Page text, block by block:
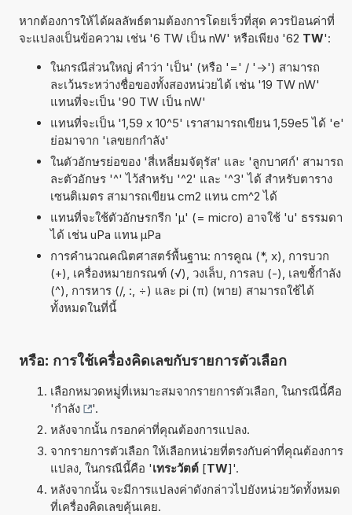
หากต้องการให้ได้ผลลัพธ์ตามต้องการโดยเร็วที่สุด ควรป้อนค่าที่
จะแปลงเป็นข้อความ เช่น '6 TW เป็น nW' หรือเพียง '62 TW':
ในกรณีส่วนใหญ่ คำว่า 'เป็น' (หรือ '=' / '->') สามารถ
ละเว้นระหว่างชื่อของทั้งสองหน่วยได้ เช่น '19 TW nW'
แทนที่จะเป็น '90 TW เป็น nW'
แทนที่จะเป็น '1,59 x 10^5' เราสามารถเขียน 1,59e5 ได้ 'e'
ย่อมาจาก 'เลขยกกำลัง'
ในตัวอักษรย่อของ 'สี่เหลี่ยมจัตุรัส' และ 'ลูกบาศก์' สามารถ
ละตัวอักษร '^' ไว้สำหรับ '^2' และ '^3' ได้ สำหรับตาราง
เซนติเมตร สามารถเขียน cm2 แทน cm^2 ได้
แทนที่จะใช้ตัวอักษรกรีก 'µ' (= micro) อาจใช้ 'u' ธรรมดา
ได้ เช่น uPa แทน µPa
การคำนวณคณิตศาสตร์พื้นฐาน: การคูณ (*, x), การบวก
(+), เครื่องหมายกรณฑ์ (√), วงเล็บ, การลบ (-), เลขชี้กำลัง
(^), การหาร (/, :, ÷) และ pi (π) (พาย) สามารถใช้ได้
ทั้งหมดในที่นี้
หรือ: การใช้เครื่องคิดเลขกับรายการตัวเลือก
เลือกหมวดหมู่ที่เหมาะสมจากรายการตัวเลือก, ในกรณีนี้คือ
'กำลัง
'.
หลังจากนั้น กรอกค่าที่คุณต้องการแปลง.
จากรายการตัวเลือก ให้เลือกหน่วยที่ตรงกับค่าที่คุณต้องการ
แปลง, ในกรณีนี้คือ 'เทระวัตต์[TW]'.
หลังจากนั้น จะมีการแปลงค่าดังกล่าวไปยังหน่วยวัดทั้งหมด
ที่เครื่องคิดเลขคุ้นเคย.